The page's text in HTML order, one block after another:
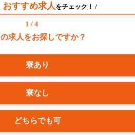
おすすめ求人 をチェック！ /
1 / 4
求人をお探しですか？
寮あり
寮なし
どちらでも可